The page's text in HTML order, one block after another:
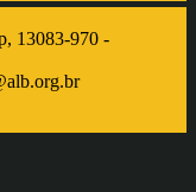
13083-970 -